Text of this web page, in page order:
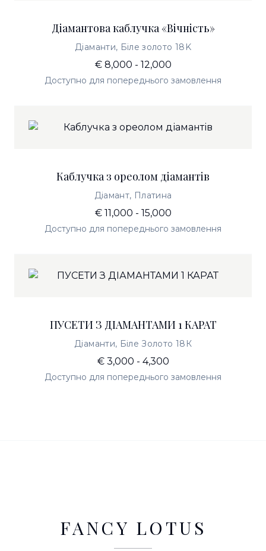
Діамантова каблучка «Вічність»
Діаманти, Біле золото 18K
€ 8,000 - 12,000
Доступно для попереднього замовлення
Каблучка з ореолом діамантів
Діамант, Платина
€ 11,000 - 15,000
Доступно для попереднього замовлення
ПУСЕТИ З ДІАМАНТАМИ 1 КАРАТ
Діаманти, Біле Золото 18К
€ 3,000 - 4,300
Доступно для попереднього замовлення
FANCY LOTUS